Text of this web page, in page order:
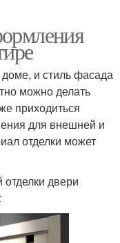
и стиль фасада
можно делать
приходиться
для внешней и
отделки может
двери